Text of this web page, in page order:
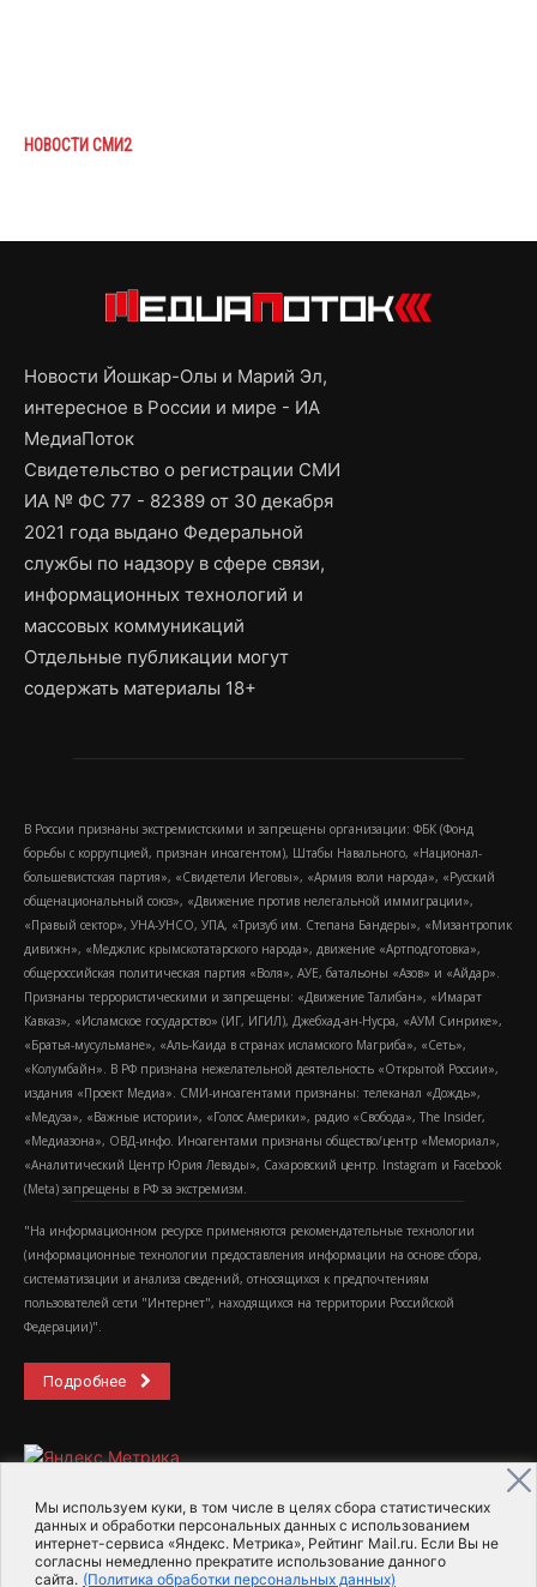
Мы используем куки, в том числе в целях сбора статистических
данных и обработки персональных данных с использованием
интернет-сервиса «Яндекс. Метрика», Рейтинг Mail.ru. Если Вы не
согласны немедленно прекратите использование данного
сайта. (Политика обработки персональных данных)
НОВОСТИ СМИ2
Новости Йошкар-Олы и Марий Эл,
интересное в России и мире - ИА
МедиаПоток
Свидетельство о регистрации СМИ
ИА № ФС 77 - 82389 от 30 декабря
2021 года выдано Федеральной
службы по надзору в сфере связи,
информационных технологий и
массовых коммуникаций
Отдельные публикации могут
содержать материалы 18+
В России признаны экстремистскими и запрещены организации: ФБК (Фонд
борьбы с коррупцией, признан иноагентом), Штабы Навального, «Национал-
большевистская партия», «Свидетели Иеговы», «Армия воли народа», «Русский
общенациональный союз», «Движение против нелегальной иммиграции»,
«Правый сектор», УНА-УНСО, УПА, «Тризуб им. Степана Бандеры», «Мизантропик
дивижн», «Меджлис крымскотатарского народа», движение «Артподготовка»,
общероссийская политическая партия «Воля», АУЕ, батальоны «Азов» и «Айдар».
Признаны террористическими и запрещены: «Движение Талибан», «Имарат
Кавказ», «Исламское государство» (ИГ, ИГИЛ), Джебхад-ан-Нусра, «АУМ Синрике»,
«Братья-мусульмане», «Аль-Каида в странах исламского Магриба», «Сеть»,
«Колумбайн». В РФ признана нежелательной деятельность «Открытой России»,
издания «Проект Медиа». СМИ-иноагентами признаны: телеканал «Дождь»,
«Медуза», «Важные истории», «Голос Америки», радио «Свобода», The Insider,
«Медиазона», ОВД-инфо. Иноагентами признаны общество/центр «Мемориал»,
«Аналитический Центр Юрия Левады», Сахаровский центр. Instagram и Facebook
(Metа) запрещены в РФ за экстремизм.
"На информационном ресурсе применяются рекомендательные технологии
(информационные технологии предоставления информации на основе сбора,
систематизации и анализа сведений, относящихся к предпочтениям
пользователей сети "Интернет", находящихся на территории Российской
Федерации)".
Подробнее
2015-2026- Информационное агентство МедиаПоток